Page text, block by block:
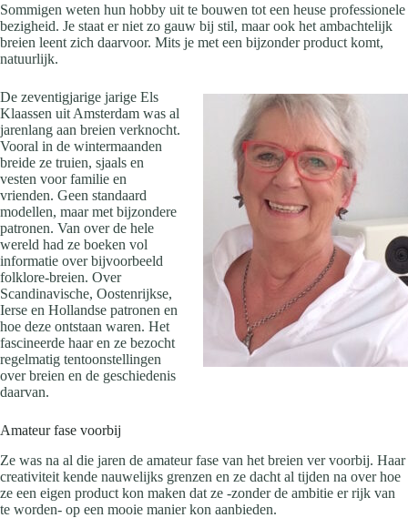
Sommigen weten hun hobby uit te bouwen tot een heuse professionele
bezigheid. Je staat er niet zo gauw bij stil, maar ook het ambachtelijk
breien leent zich daarvoor. Mits je met een bijzonder product komt,
natuurlijk.
De zeventigjarige jarige Els
Klaassen uit Amsterdam was al
jarenlang aan breien verknocht.
Vooral in de wintermaanden
breide ze truien, sjaals en
vesten voor familie en
vrienden. Geen standaard
modellen, maar met bijzondere
patronen. Van over de hele
wereld had ze boeken vol
informatie over bijvoorbeeld
folklore-breien. Over
Scandinavische, Oostenrijkse,
Ierse en Hollandse patronen en
hoe deze ontstaan waren. Het
fascineerde haar en ze bezocht
regelmatig tentoonstellingen
over breien en de geschiedenis
daarvan.
Amateur fase voorbij
Ze was na al die jaren de amateur fase van het breien ver voorbij. Haar
creativiteit kende nauwelijks grenzen en ze dacht al tijden na over hoe
ze een eigen product kon maken dat ze -zonder de ambitie er rijk van
te worden- op een mooie manier kon aanbieden.